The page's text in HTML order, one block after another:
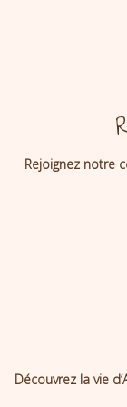
Rejoignez notre
Découvrez la vie